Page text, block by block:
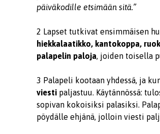
päiväkodille etsimään sitä.”
2 Lapset tutkivat ensimmäisen
hiekkalaatikko, kantokoppa,
palapelin paloja, joiden toisella
3 Palapeli kootaan yhdessä, ja
viesti paljastuu. Käytännössä:
sopivan kokoisiksi palasiksi.
pöydälle ehjänä, jolloin viesti